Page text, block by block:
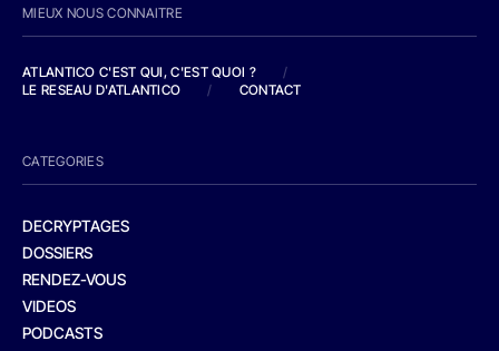
MIEUX NOUS CONNAITRE
ATLANTICO C'EST QUI, C'EST QUOI ?
/
LE RESEAU D'ATLANTICO
/ CONTACT
CATEGORIES
DECRYPTAGES
DOSSIERS
RENDEZ-VOUS
VIDEOS
PODCASTS